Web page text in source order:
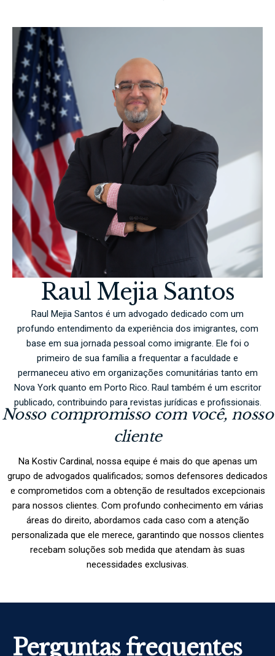
Raul Mejia Santos
Raul Mejia Santos é um advogado dedicado com um
profundo entendimento da experiência dos imigrantes, com
base em sua jornada pessoal como imigrante. Ele foi o
primeiro de sua família a frequentar a faculdade e
permaneceu ativo em organizações comunitárias tanto em
Nova York quanto em Porto Rico. Raul também é um escritor
publicado, contribuindo para revistas jurídicas e profissionais.
Nosso compromisso com você, nosso
cliente
Na Kostiv Cardinal, nossa equipe é mais do que apenas um
grupo de advogados qualificados; somos defensores dedicados
e comprometidos com a obtenção de resultados excepcionais
para nossos clientes. Com profundo conhecimento em várias
áreas do direito, abordamos cada caso com a atenção
personalizada que ele merece, garantindo que nossos clientes
recebam soluções sob medida que atendam às suas
necessidades exclusivas.
Perguntas frequentes